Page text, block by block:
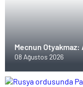
Mecnun Otyakmaz:
08 Ağustos 2026